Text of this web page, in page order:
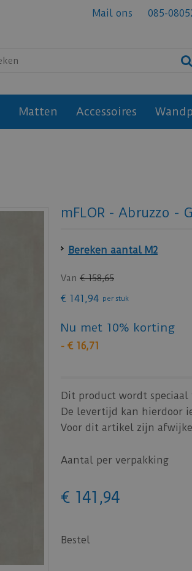
Mail ons 085-
Matten Accessoires
mFLOR - Abruzzo -
Bereken aantal M2
Van € 158,65
€ 141 ,94 per stuk
Nu met 10% korting
- € 16,71
Dit product wordt speciaal
De levertijd kan hierdoor
Voor dit artikel zijn
Aantal per verpakking
€ 141 ,94
Bestel